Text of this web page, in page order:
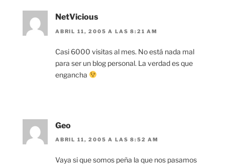
NetVicious
ABRIL 11, 2005 A LAS 8:21 AM
Casi 6000 visitas al mes. No está nada mal
para ser un blog personal. La verdad es que
engancha
Geo
ABRIL 11, 2005 A LAS 8:52 AM
Vaya si que somos peña la que nos pasamos